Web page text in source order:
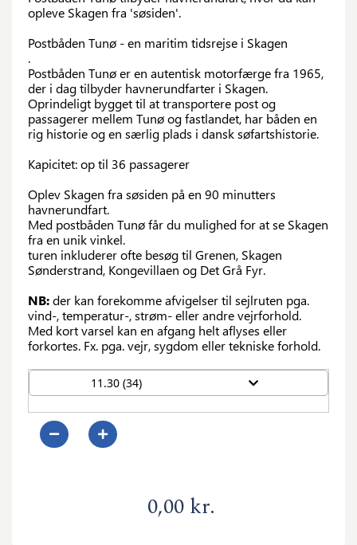
opleve Skagen fra 'søsiden'.
Postbåden Tunø - en maritim tidsrejse i Skagen
.
Postbåden Tunø er en autentisk motorfærge fra 1965,
der i dag tilbyder havnerundfarter i Skagen.
Oprindeligt bygget til at transportere post og
passagerer mellem Tunø og fastlandet, har båden en
rig historie og en særlig plads i dansk søfartshistorie.
Kapicitet: op til 36 passagerer
Oplev Skagen fra søsiden på en 90 minutters
havnerundfart.
Med postbåden Tunø får du mulighed for at se Skagen
fra en unik vinkel.
turen inkluderer ofte besøg til Grenen, Skagen
Sønderstrand, Kongevillaen og Det Grå Fyr.
NB:der kan forekomme afvigelser til sejlruten pga.
vind-, temperatur-, strøm- eller andre vejrforhold.
Med kort varsel kan en afgang helt aflyses eller
forkortes. Fx. pga. vejr, sygdom eller tekniske forhold.
11.30 (34)
0,00 kr.